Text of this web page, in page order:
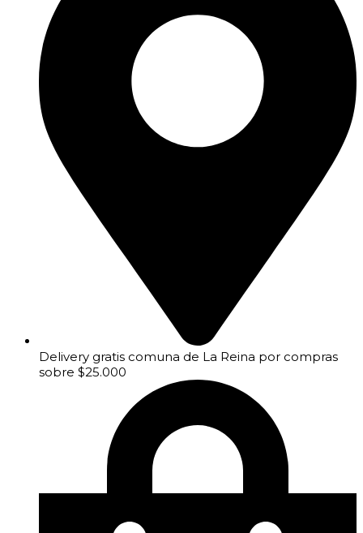
Delivery gratis comuna de La Reina por compras
sobre $25.000